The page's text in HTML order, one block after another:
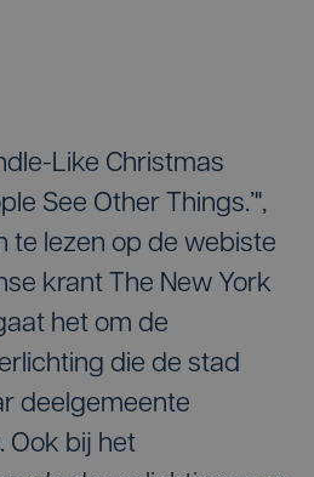
Like Christmas
See Other Things.’",
te lezen op de webiste
krant The New York
het om de
die de stad
deelgemeente
Ook bij het